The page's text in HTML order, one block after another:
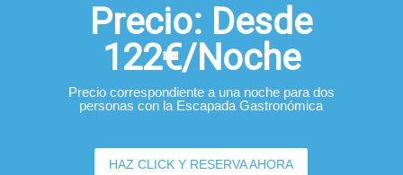
Precio: Desde
122€/Noche
Precio correspondiente a una noche para dos
personas con la Escapada Gastronómica
HAZ CLICK Y RESERVA AHORA